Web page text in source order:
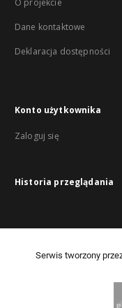
O projekcie
Dane kontaktowe
Deklaracja dostępności
Konto użytkownika
Zaloguj się
Historia przeglądania
Serwis tworzony